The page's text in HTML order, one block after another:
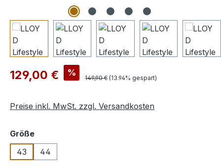
Verkaufspreis:
129,00 € % Regulärer Preis:
149,90 € (13.94% gespart)
Preise inkl. MwSt. zzgl. Versandkosten
Größeauswählen
43
44